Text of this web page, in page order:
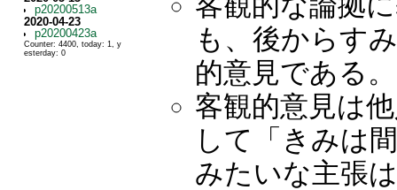
p20200513a
2020-04-23
p20200423a
Counter: 4400, today: 1, y
esterday: 0
も、後からす
的意見である。
客観的意見は
して「きみは
みたいな主張